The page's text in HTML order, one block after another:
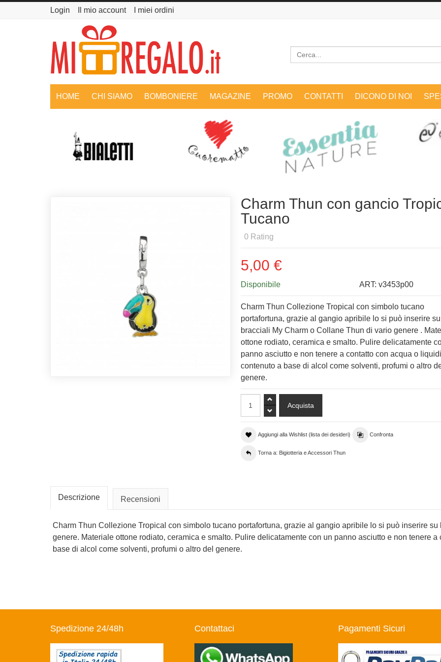
Login Il mio account I miei ordini
Cerca
HOME CHI SIAMO BOMBONIERE MAGAZINE PROMO CONTATTI DICONO DI NOI
Charm Thun con gancio
Tucano
0 Rating
5,00 €
Disponibile ART:v3453p00
Charm Thun Collezione Tropical con simbolo tucano
portafortuna, grazie al gangio apribile lo si può inserire su
bracciali My Charm o Collane Thun di vario genere .
ottone rodiato, ceramica e smalto. Pulire delicatamente
panno asciutto e non tenere a contatto con acqua o liquidi
contenuto a base di alcol come solventi, profumi o altro
genere.
Aggiungi alla Wishlist (lista dei desideri) Confronta
Torna a: Bigiotteria e Accessori Thun
Descrizione Recensioni
Charm Thun Collezione Tropical con simbolo tucano portafortuna, grazie al gangio apribile lo si può inserire
genere. Materiale ottone rodiato, ceramica e smalto. Pulire delicatamente con un panno asciutto e non tenere
base di alcol come solventi, profumi o altro del genere.
Spedizione 24/48h Contattaci Pagamenti Sicuri